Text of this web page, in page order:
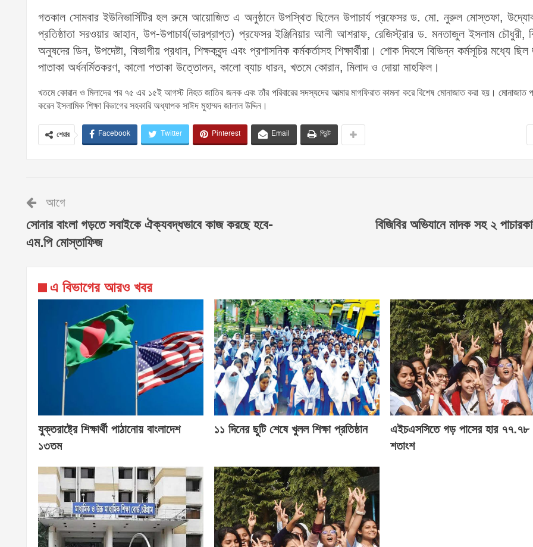
গতকাল সোমবার ইউনিভার্সিটির হল রুমে আয়োজিত এ অনুষ্ঠানে উপস্থিত ছিলেন উপাচার্য প্রফেসর ড. মো. নুরুল মোস্তফা,
প্রতিষ্ঠাতা সরওয়ার জাহান, উপ-উপাচার্য(ভারপ্রাপ্ত) প্রফেসর ইঞ্জিনিয়ার আলী আশরাফ, রেজিস্ট্রার ড. মনতাজুল ইসলাম চৌধুরী,
অনুষদের ডিন, উপদেষ্টা, বিভাগীয় প্রধান, শিক্ষকবৃন্দ এবং প্রশাসনিক কর্মকর্তাসহ শিক্ষার্থীরা। শোক দিবসে বিভিন্ন কর্মসূচির মধ্যে ছিল
পাতাকা অর্ধনর্মিতকরণ, কালো পতাকা উত্তোলন, কালো ব্যাচ ধারন, খতমে কোরান, মিলাদ ও দোয়া মাহফিল।
খতমে কোরান ও মিলাদের পর ৭৫ এর ১৫ই আগস্ট নিহত জাতির জনক এবং তাঁর পরিবারের সদস্যদের আত্মার মাগফিরাত কামনা করে বিশেষ মোনাজাত করা হয়। মোনাজাত
করেন ইসলামিক শিক্ষা বিভাগের সহকারি অধ্যাপক সাঈদ মুহাম্মদ জালাল উদ্দিন।
শেয়ার Facebook Twitter Pinterest Email প্রিন্ট
আগে
সোনার বাংলা গড়তে সবাইকে ঐক্যবদ্ধভাবে কাজ করছে হবে-
এম.পি মোস্তাফিজ
বিজিবির অভিযানে মাদক সহ ২
এ বিভাগের আরও খবর
যুক্তরাষ্ট্রে শিক্ষার্থী পাঠানোয় বাংলাদেশ
১৩তম
১১ দিনের ছুটি শেষে খুলল শিক্ষা প্রতিষ্ঠান
এইচএসসিতে গড় পাসের হার ৭৭.৭৮
শতাংশ